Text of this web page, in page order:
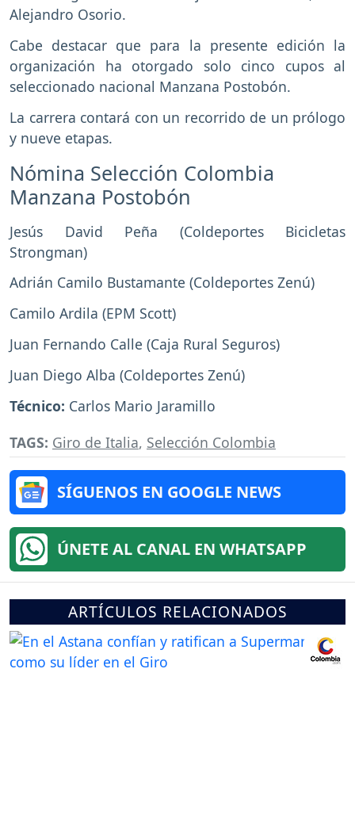
Alejandro Osorio.
Cabe destacar que para la presente edición la
organización ha otorgado solo cinco cupos al
seleccionado nacional Manzana Postobón.
La carrera contará con un recorrido de un prólogo
y nueve etapas.
Nómina Selección Colombia
Manzana Postobón
Jesús David Peña (Coldeportes Bicicletas
Strongman)
Adrián Camilo Bustamante (Coldeportes Zenú)
Camilo Ardila (EPM Scott)
Juan Fernando Calle (Caja Rural Seguros)
Juan Diego Alba (Coldeportes Zenú)
Técnico: Carlos Mario Jaramillo
TAGS: Giro de Italia, Selección Colombia
SÍGUENOS EN GOOGLE NEWS
ÚNETE AL CANAL EN WHATSAPP
ARTÍCULOS RELACIONADOS